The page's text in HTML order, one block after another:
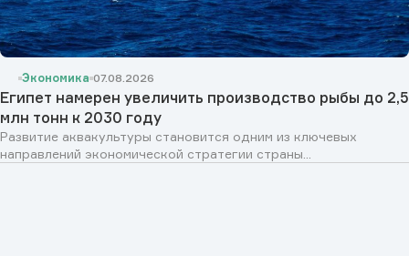
Экономика 07.08.2026
Египет намерен увеличить производство рыбы до 2,5
млн тонн к 2030 году
Развитие аквакультуры становится одним из ключевых
направлений экономической стратегии страны...